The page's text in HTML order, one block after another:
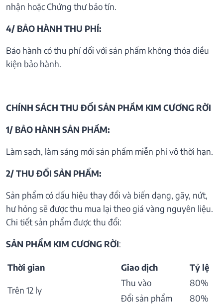
nhận hoặc Chứng thư bảo tín.
4/ BẢO HÀNH THU PHÍ:
Bảo hành có thu phí đối với sản phẩm không thỏa điều
kiện bảo hành.
CHÍNH SÁCH THU ĐỔI SẢN PHẦM KIM CƯƠNG RỜI
1/ BẢO HÀNH SẢN PHẨM:
Làm sạch, làm sáng mới sản phẩm miễn phí vô thời hạn.
2/ THU ĐỔI SẢN PHẨM:
Sản phẩm có dấu hiệu thay đổi và biến dạng, gãy, nứt,
hư hỏng sẽ được thu mua lại theo giá vàng nguyên liệu.
Chi tiết sản phẩm được thu đổi:
SẢN PHẨM KIM CƯƠNG RỜI:
Thời gian Giao dịch Tỷ lệ
Trên 12 ly
Thu vào
80%
Đổi sản phẩm
80%